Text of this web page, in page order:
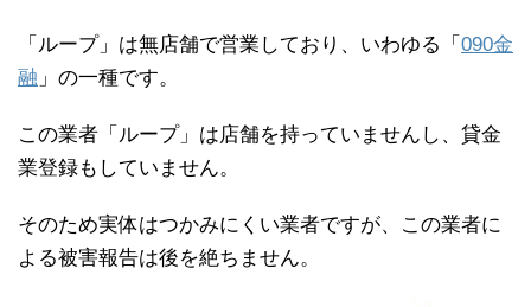
「ループ」は無店舗で営業しており、いわゆる「 090金
融 」の一種です。
この業者「ループ」は店舗を持っていませんし、貸金
業登録もしていません。
そのため実体はつかみにくい業者ですが、この業者に
よる被害報告は後を絶ちません。